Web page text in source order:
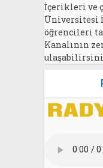
İçerikleri ve
Üniversitesi
öğrencileri
Kanalının